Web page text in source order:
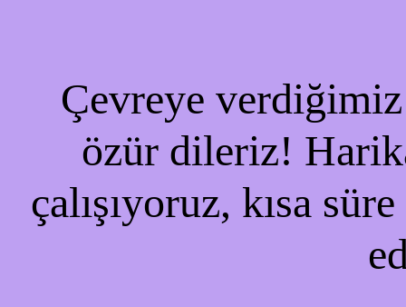
Çevreye verdiğimiz
özür dileriz!
çalışıyoruz, kısa